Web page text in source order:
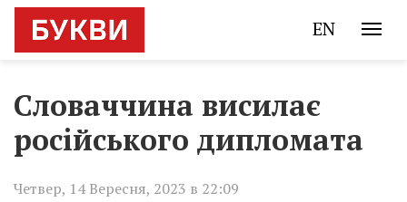
EN
Словаччина висилає
російського дипломата
Четвер, 14 Вересня, 2023 в 22:09